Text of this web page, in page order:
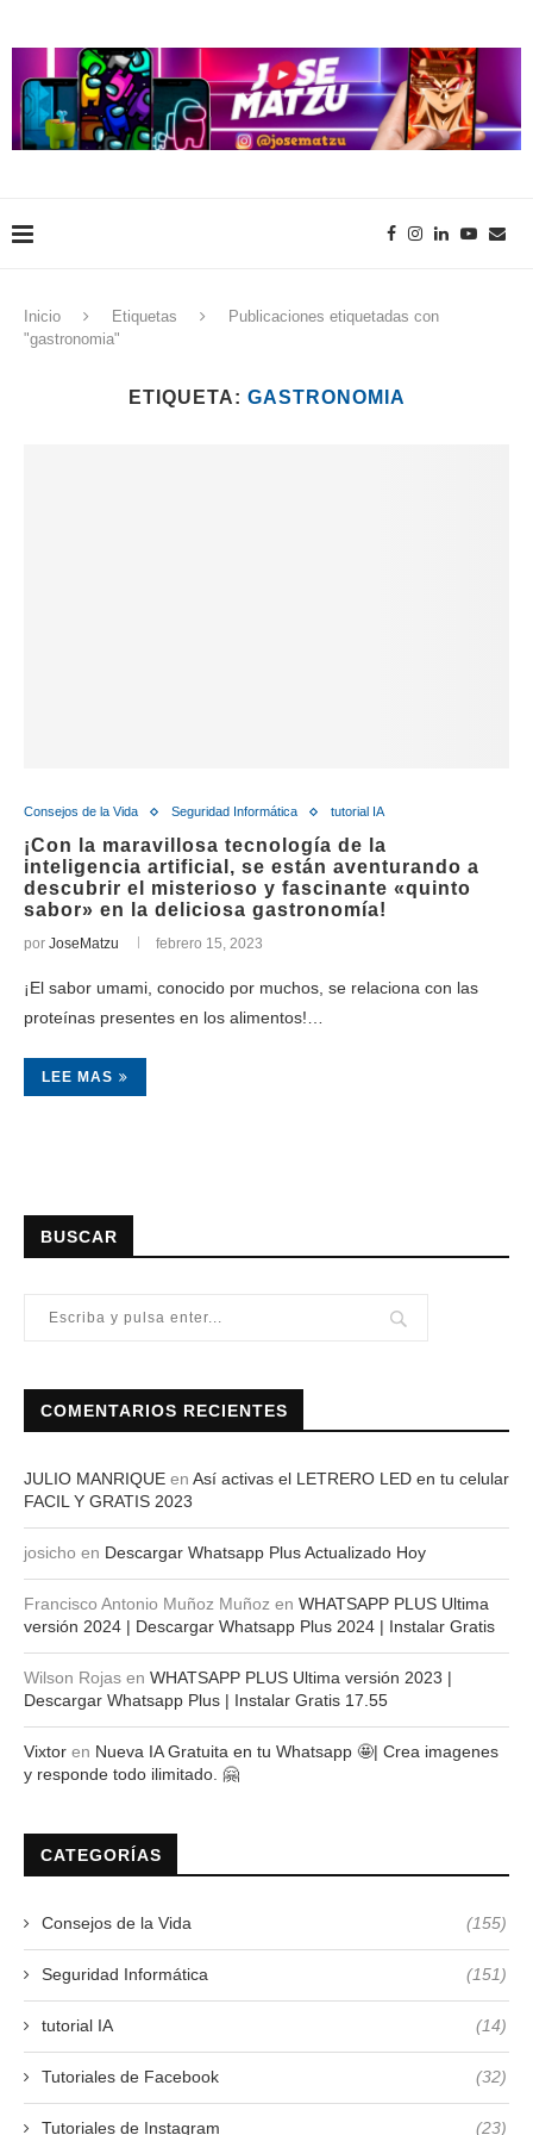
Inicio Etiquetas
Publicaciones etiquetadas con
"gastronomia"
ETIQUETA: GASTRONOMIA
Consejos de la Vida Seguridad Informática tutorial IA
¡Con la maravillosa tecnología de la
inteligencia artificial, se están aventurando a
descubrir el misterioso y fascinante «quinto
sabor» en la deliciosa gastronomía!
por JoseMatzu febrero 15, 2023
¡El sabor umami, conocido por muchos, se relaciona con las
proteínas presentes en los alimentos!…
LEE MAS
BUSCAR
COMENTARIOS RECIENTES
JULIO MANRIQUE en Así activas el LETRERO LED en tu celular
FACIL Y GRATIS 2023
josicho en Descargar Whatsapp Plus Actualizado Hoy
Francisco Antonio Muñoz Muñoz en WHATSAPP PLUS Ultima
versión 2024 | Descargar Whatsapp Plus 2024 | Instalar Gratis
Wilson Rojas en WHATSAPP PLUS Ultima versión 2023 |
Descargar Whatsapp Plus | Instalar Gratis 17.55
Vixtor en Nueva IA Gratuita en tu Whatsapp 🤩| Crea imagenes
y responde todo ilimitado. 🤗
CATEGORÍAS
Consejos de la Vida (155)
Seguridad Informática (151)
tutorial IA (14)
Tutoriales de Facebook (32)
Tutoriales de Instagram (23)